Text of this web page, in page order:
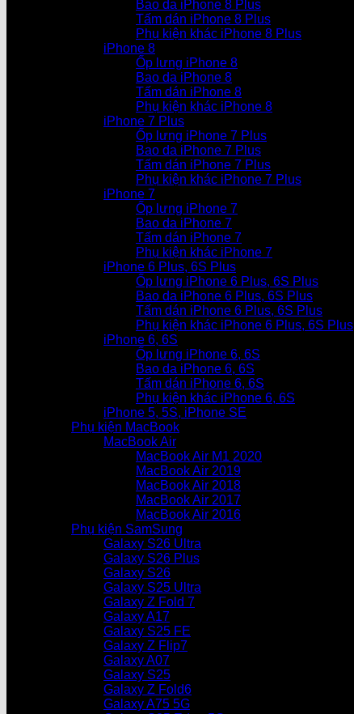
Bao da iPhone 8 Plus
Tấm dán iPhone 8 Plus
Phụ kiện khác iPhone 8 Plus
iPhone 8
Ốp lưng iPhone 8
Bao da iPhone 8
Tấm dán iPhone 8
Phụ kiện khác iPhone 8
iPhone 7 Plus
Ốp lưng iPhone 7 Plus
Bao da iPhone 7 Plus
Tấm dán iPhone 7 Plus
Phụ kiện khác iPhone 7 Plus
iPhone 7
Ốp lưng iPhone 7
Bao da iPhone 7
Tấm dán iPhone 7
Phụ kiện khác iPhone 7
iPhone 6 Plus, 6S Plus
Ốp lưng iPhone 6 Plus, 6S Plus
Bao da iPhone 6 Plus, 6S Plus
Tấm dán iPhone 6 Plus, 6S Plus
Phụ kiện khác iPhone 6 Plus, 6S Plus
iPhone 6, 6S
Ốp lưng iPhone 6, 6S
Bao da iPhone 6, 6S
Tấm dán iPhone 6, 6S
Phụ kiện khác iPhone 6, 6S
iPhone 5, 5S, iPhone SE
Phụ kiện MacBook
MacBook Air
MacBook Air M1 2020
MacBook Air 2019
MacBook Air 2018
MacBook Air 2017
MacBook Air 2016
Phụ kiện SamSung
Galaxy S26 Ultra
Galaxy S26 Plus
Galaxy S26
Galaxy S25 Ultra
Galaxy Z Fold 7
Galaxy A17
Galaxy S25 FE
Galaxy Z Flip7
Galaxy A07
Galaxy S25
Galaxy Z Fold6
Galaxy A75 5G